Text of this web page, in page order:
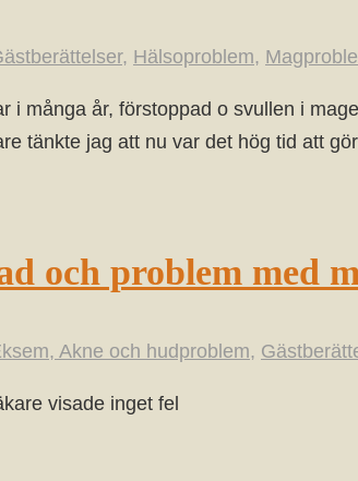
, Hälsoproblem,
i många år, förstoppad o svullen i
tänkte jag att nu var det hög tid att
och problem med
Akne och hudproblem,
visade inget fel